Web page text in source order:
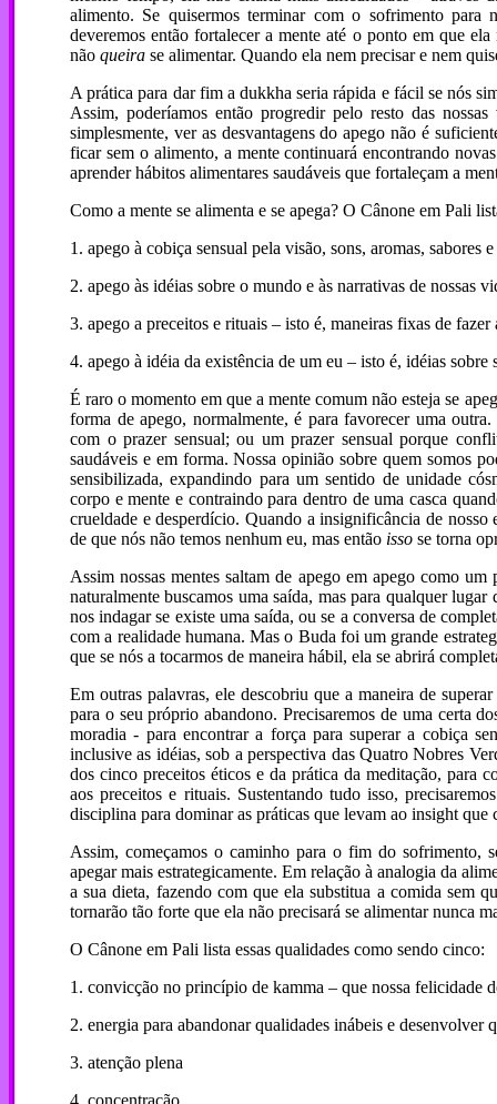
alimento. Se quisermos terminar com o sofrimento
deveremos então fortalecer a mente até o ponto em que
não queira se alimentar. Quando ela nem precisar e nem
A prática para dar fim a dukkha seria rápida e fácil se nós
Assim, poderíamos então progredir pelo resto das
simplesmente, ver as desvantagens do apego não é
ficar sem o alimento, a mente continuará encontrando
aprender hábitos alimentares saudáveis que fortaleçam a
Como a mente se alimenta e se apega? O Cânone em Pali
1. apego à cobiça sensual pela visão, sons, aromas, sabores
2. apego às idéias sobre o mundo e às narrativas de nossas
3. apego a preceitos e rituais – isto é, maneiras fixas de fazer
4. apego à idéia da existência de um eu – isto é, idéias
É raro o momento em que a mente comum não esteja se
forma de apego, normalmente, é para favorecer uma
com o prazer sensual; ou um prazer sensual porque
saudáveis e em forma. Nossa opinião sobre quem somos
sensibilizada, expandindo para um sentido de unidade
corpo e mente e contraindo para dentro de uma casca
crueldade e desperdício. Quando a insignificância de
de que nós não temos nenhum eu, mas então isso se torna
Assim nossas mentes saltam de apego em apego como
naturalmente buscamos uma saída, mas para qualquer
nos indagar se existe uma saída, ou se a conversa de
com a realidade humana. Mas o Buda foi um grande
que se nós a tocarmos de maneira hábil, ela se abrirá
Em outras palavras, ele descobriu que a maneira de
para o seu próprio abandono. Precisaremos de uma certa
moradia - para encontrar a força para superar a cobiça
inclusive as idéias, sob a perspectiva das Quatro Nobres
dos cinco preceitos éticos e da prática da meditação, para
aos preceitos e rituais. Sustentando tudo isso,
disciplina para dominar as práticas que levam ao insight
Assim, começamos o caminho para o fim do sofrimento,
apegar mais estrategicamente. Em relação à analogia da
a sua dieta, fazendo com que ela substitua a comida sem
tornarão tão forte que ela não precisará se alimentar nunca
O Cânone em Pali lista essas qualidades como sendo cinco:
1. convicção no princípio de kamma – que nossa felicidade
2. energia para abandonar qualidades inábeis e desenvolver
3. atenção plena